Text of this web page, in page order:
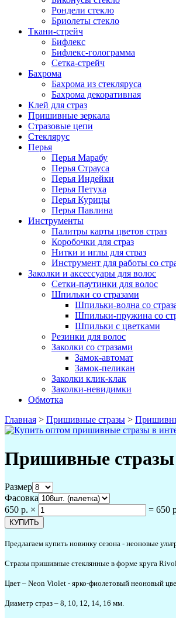
Рондели стекло
Бриолеты стекло
Ткани-стрейч
Бифлекс
Бифлекс-голограмма
Сетка-стрейч
Бахрома
Бахрома из стекляруса
Бахрома декоративная
Клей для страз
Пришивные зеркала
Cтразовые цепи
Стеклярус
Перья
Перья Марабу
Перья Страуса
Перья Индейки
Перья Петуха
Перья Курицы
Перья Павлина
Инструменты
Палитры карты цветов страз
Коробочки для страз
Нитки и иглы для страз
Инструмент для работы со
Заколки и аксессуары для волос
Сетки-паутинки для волос
Шпильки со стразами
Шпильки-волна со
Шпильки-пружина со
Шпильки с цветками
Резинки для волос
Заколки со стразами
Замок-автомат
Замок-пеликан
Заколки клик-клак
Заколки-невидимки
Обмотка
Главная > Пришивные стразы >
Пришивные
Размер
Фасовка
650 р. × = 650
Предлагаем купить новинку сезона - неоновые
Стразы пришивные стеклянные в форме круга
Цвет – Neon Violet - ярко-фиолетовый неоновый
Диаметр страз – 8, 10, 12, 14, 16 мм.